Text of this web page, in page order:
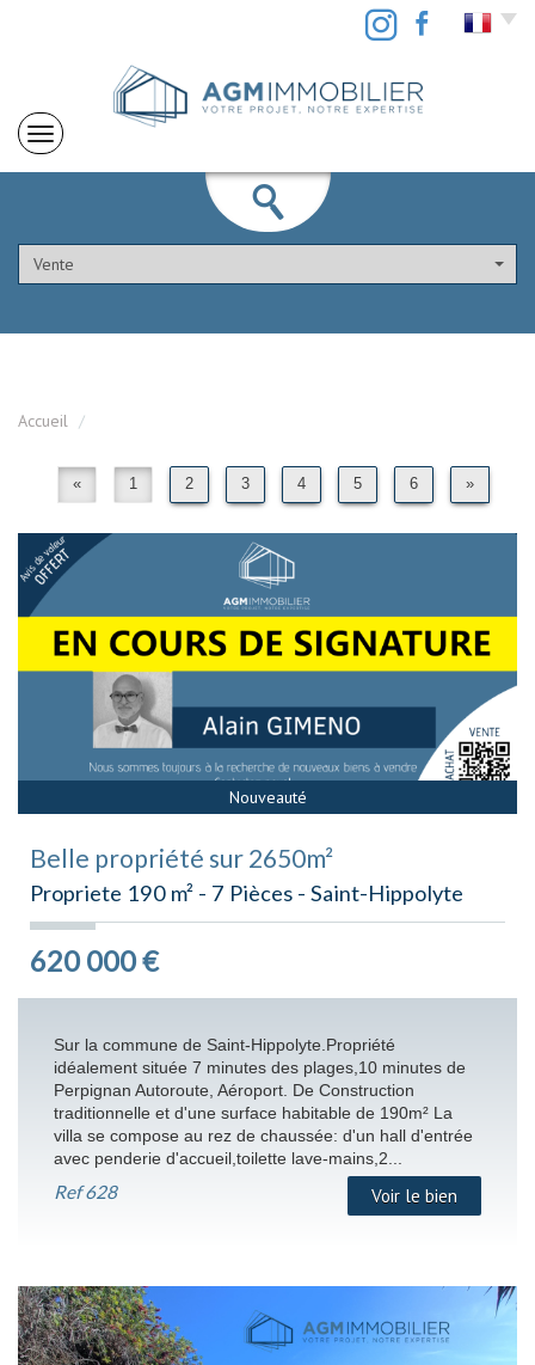
Vente
Accueil
« 1 2 3 4 5 6 »
Sous Offre
Nouveauté
Belle propriété sur 2650m²
Propriete 190 m² - 7 Pièces - Saint-Hippolyte
620 000€
Sur la commune de Saint-Hippolyte.Propriété
idéalement située 7 minutes des plages,10 minutes de
Perpignan Autoroute, Aéroport. De Construction
traditionnelle et d'une surface habitable de 190m² La
villa se compose au rez de chaussée: d'un hall d'entrée
avec penderie d'accueil,toilette lave-mains,2...
Ref628 Voir le bien